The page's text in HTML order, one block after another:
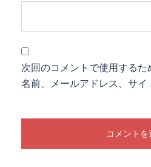
次回のコメントで使用する
名前、メールアドレス、サイ